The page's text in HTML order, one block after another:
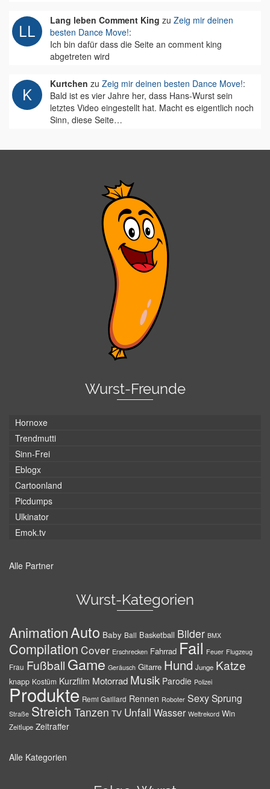
Lang leben Comment King zu Zeig mir deinen
besten Dance Move!:
Ich bin dafür dass die Seite an comment king
abgetreten wird
Kurtchen zu Zeig mir deinen besten Dance Move!:
Bald ist es vier Jahre her, dass Hans-Wurst sein
letztes Video eingestellt hat. Macht es eigentlich noch
Sinn, diese Seite…
Wurst-Freunde
Hornoxe
Trendmutti
Sinn-Frei
Eblogx
Cartoonland
Picdumps
Ulkinator
Emok.tv
Alle Partner
Wurst-Kategorien
AnimationAuto Baby Ball Basketball Bilder BMX
Compilation Cover Erschrecken Fahrrad Fail Feuer Flugzeug
Frau Fußball Game Geräusch Gitarre Hund Junge Katze
knapp Kostüm Kurzfilm Motorrad Musik Parodie Polizei
Produkte Remi Gaillard Rennen Roboter SexySprung
Straße Streich Tanzen TV Unfall Wasser Weltrekord Win
Zeitlupe Zeitraffer
Alle Kategorien